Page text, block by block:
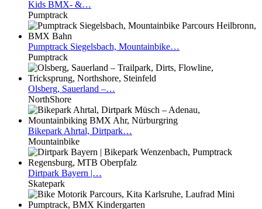
Kids BMX- &…
Pumptrack
Pumptrack Siegelsbach, Mountainbike…
Pumptrack
Olsberg, Sauerland –…
NorthShore
Bikepark Ahrtal, Dirtpark…
Mountainbike
Dirtpark Bayern |…
Skatepark